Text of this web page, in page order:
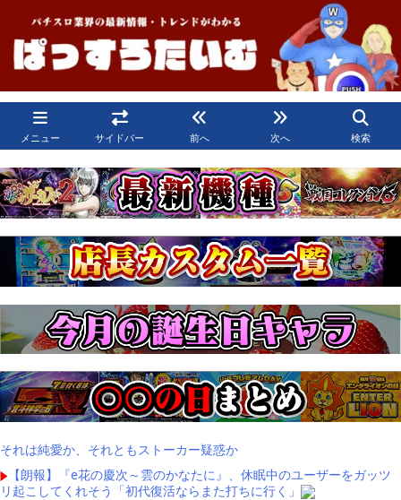
メニュー サイドバー 前へ 次へ 検索
それは純愛か、それともストーカー疑惑か
【朗報】『e花の慶次～雲のかなたに』、休眠中のユーザーをガッツ
リ起こしてくれそう「初代復活ならまた打ちに行く」